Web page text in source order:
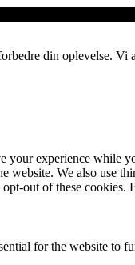
din oplevelse. Vi
your experience while
website. We also use
out of these
for the website to